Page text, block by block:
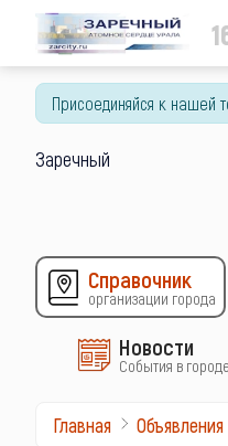
Присоединяйся к нашей
Заречный
Справочник
организации города
Новости
События в городе
Главная Объявления